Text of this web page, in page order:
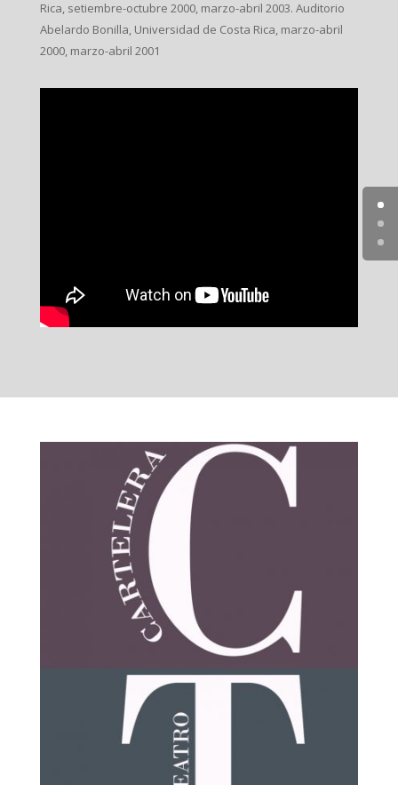
Rica, setiembre-octubre 2000, marzo-abril 2003. Auditorio
Abelardo Bonilla, Universidad de Costa Rica, marzo-abril
2000, marzo-abril 2001